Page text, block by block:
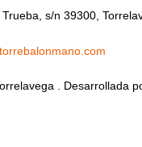
Trueba, s/n 39300,
. Desarrollada